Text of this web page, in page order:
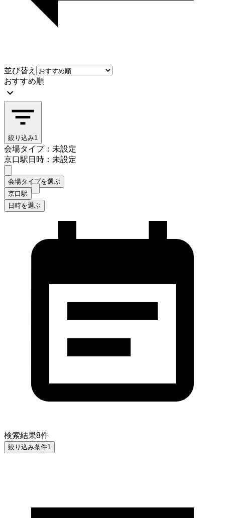
並び替え
おすすめ順
絞り込み1
会場タイプ：未設定
京口駅日時：未設定
会場タイプを選ぶ
京口駅
日時を選ぶ
検索結果8件
絞り込み条件1